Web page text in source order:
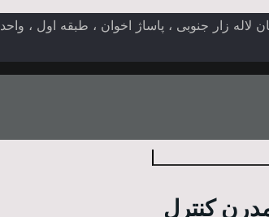
زار جنوبی ، پاساژ اخوان ، طبقه اول ، واحد ۳۳ .
کنترل